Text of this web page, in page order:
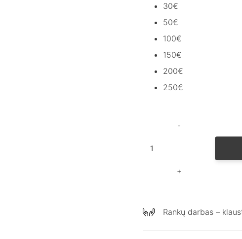
30€
50€
100€
150€
200€
250€
Rankų darbas –